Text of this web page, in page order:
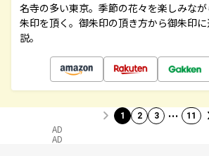
名寺の多い東京。季節の花々を楽しみな
朱印を頂く。御朱印の頂き方から御朱印
説。
1 2 3 … 11
AD
AD